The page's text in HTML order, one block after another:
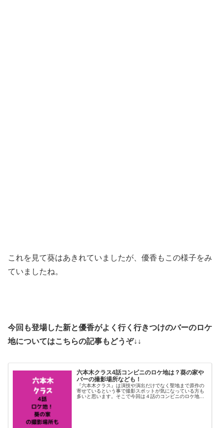
これを見て葵はあきれていましたが、優香もこの様子をみ
ていましたね。
今回も登場した新と優香がよく行く行きつけのバーのロケ
地についてはこちらの記事もどうぞ↓↓
六本木クラス4話コンビニのロケ地は？葵の家や
バーの撮影場所なども！
『六本木クラス』は演技や演出だけでなく聖地まで原作の
寄せているという事で撮影スポットが気になっている方も
多いと思います。そこで今回は４話のコンビニのロケ地に